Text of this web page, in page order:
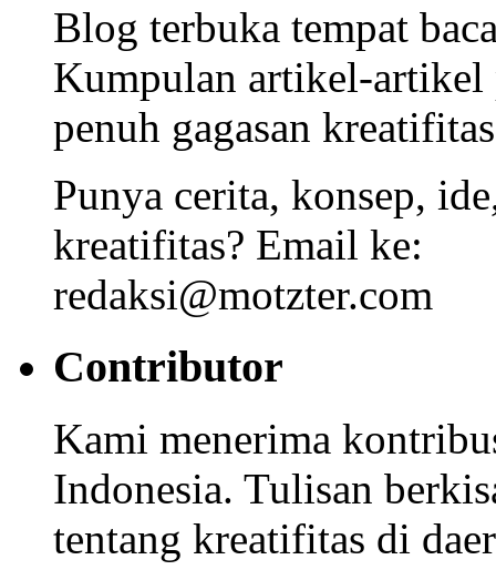
Blog terbuka tempat
Kumpulan artikel-artikel
penuh gagasan
Punya cerita, konsep,
kreatifitas? Email ke:
redaksi@motzter.com
Contributor
Kami menerima
Indonesia. Tulisan
tentang kreatifitas di